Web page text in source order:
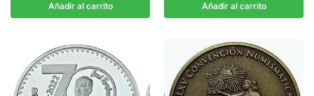
Añadir al carrito Añadir al carrito